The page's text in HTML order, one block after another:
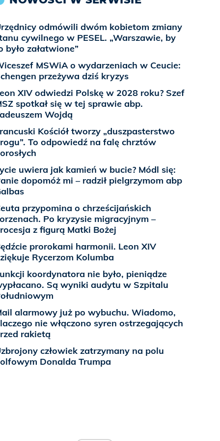
odmówili dwóm kobietom zmiany
cywilnego w PESEL. „Warszawie, by
było załatwione”
MSWiA o wydarzeniach w Ceucie:
przeżywa dziś kryzys
XIV odwiedzi Polskę w 2028 roku? Szef
spotkał się w tej sprawie abp.
Wojdą
Kościół tworzy „duszpasterstwo
To odpowiedź na falę chrztów
uwiera jak kamień w bucie? Módl się:
dopomóż mi – radził pielgrzymom abp
przypomina o chrześcijańskich
Po kryzysie migracyjnym –
z figurą Matki Bożej
prorokami harmonii. Leon XIV
Rycerzom Kolumba
koordynatora nie było, pieniądze
Są wyniki audytu w Szpitalu
alarmowy już po wybuchu. Wiadomo,
nie włączono syren ostrzegających
rakietą
człowiek zatrzymany na polu
Donalda Trumpa